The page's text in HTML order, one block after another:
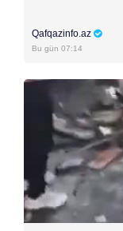
Qafqazinfo.az
Bu gün 07:14